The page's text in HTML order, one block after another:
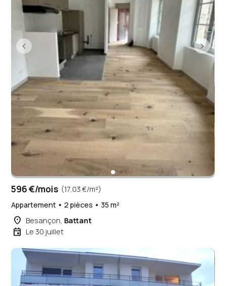
596 €/mois (17,03 €/m²)
Appartement • 2 pièces • 35 m²
place Besançon, Battant
event Le 30 juillet